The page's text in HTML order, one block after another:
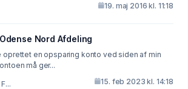
19. maj 2016 kl. 11:18
Nord Afdeling
oprettet en opsparing konto ved siden af min
hos jer Kontoen må ger...
15. feb 2023 kl. 14:18